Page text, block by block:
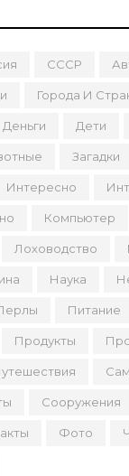
СССР
Города И
Деньги Дети
Загадки
Интересно
Компьютер
Лоховодство
Наука
Питание
Продукты
Сооружения
Фото